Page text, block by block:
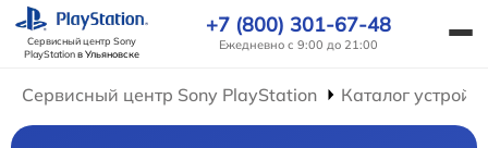
Сервисный центр Sony
PlayStationв Ульяновске
+7 (800) 301-67-48
Ежедневно с 9:00 до 21:00
Сервисный центр Sony PlayStation Каталог